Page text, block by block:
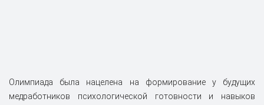
Олимпиада была нацелена на формирование у будущих
медработников психологической готовности и навыков